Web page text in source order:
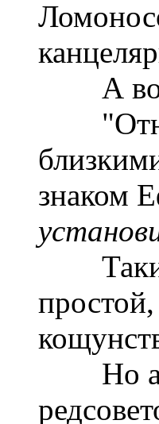
А вот
знаком
Таким
Но